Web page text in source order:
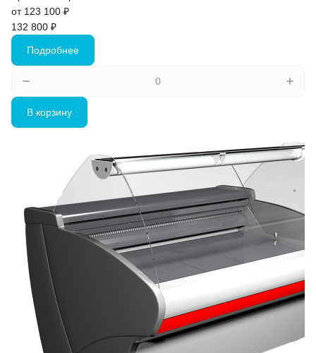
от 123 100 ₽
132 800 ₽
Подробнее
В корзину